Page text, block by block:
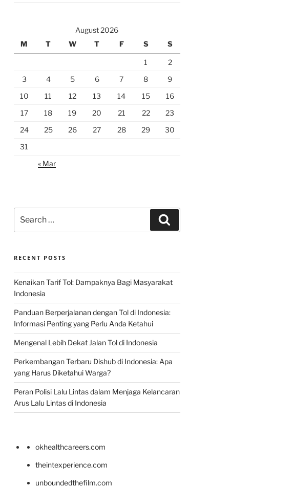
August 2026
M
T W T F S S
1
2
3
4 5 6 7 8
9
10
11 12 13 14 15
16
17
18 19 20 21 22
23
24
25 26 27 28 29
30
31
« Mar
for:
RECENT POSTS
Kenaikan Tarif Tol: Dampaknya Bagi Masyarakat
Indonesia
Panduan Berperjalanan dengan Tol di Indonesia:
Informasi Penting yang Perlu Anda Ketahui
Mengenal Lebih Dekat Jalan Tol di Indonesia
Perkembangan Terbaru Dishub di Indonesia: Apa
yang Harus Diketahui Warga?
Peran Polisi Lalu Lintas dalam Menjaga Kelancaran
Arus Lalu Lintas di Indonesia
okhealthcareers.com
theintexperience.com
unboundedthefilm.com